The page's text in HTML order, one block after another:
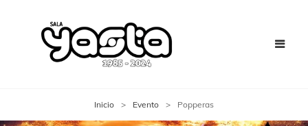
Inicio > Evento > Popperas